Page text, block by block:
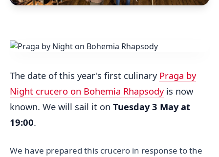
The date of this year's first culinary Praga by
Night crucero on Bohemia Rhapsodyis now
known. We will sail it on Tuesday 3 May at
19:00.
We have prepared this crucero in response to the